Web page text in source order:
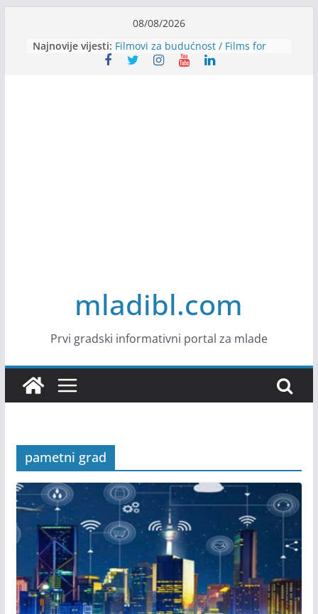
content
08/08/2026
Najnovije vijesti: Filmovi za budućnost / Films for
Future
mladibl.com
Prvi gradski informativni portal za mlade
pametni grad